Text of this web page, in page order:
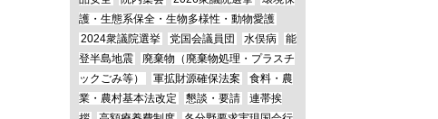
護・生態系保全・生物多様性・動物愛護
2024衆議院選挙
党国会議員団 水俣病
能
登半島地震
廃棄物（廃棄物処理・プラスチ
ックごみ等）
軍拡財源確保法案
食料・農
業・農村基本法改定
懇談・要請
連帯挨